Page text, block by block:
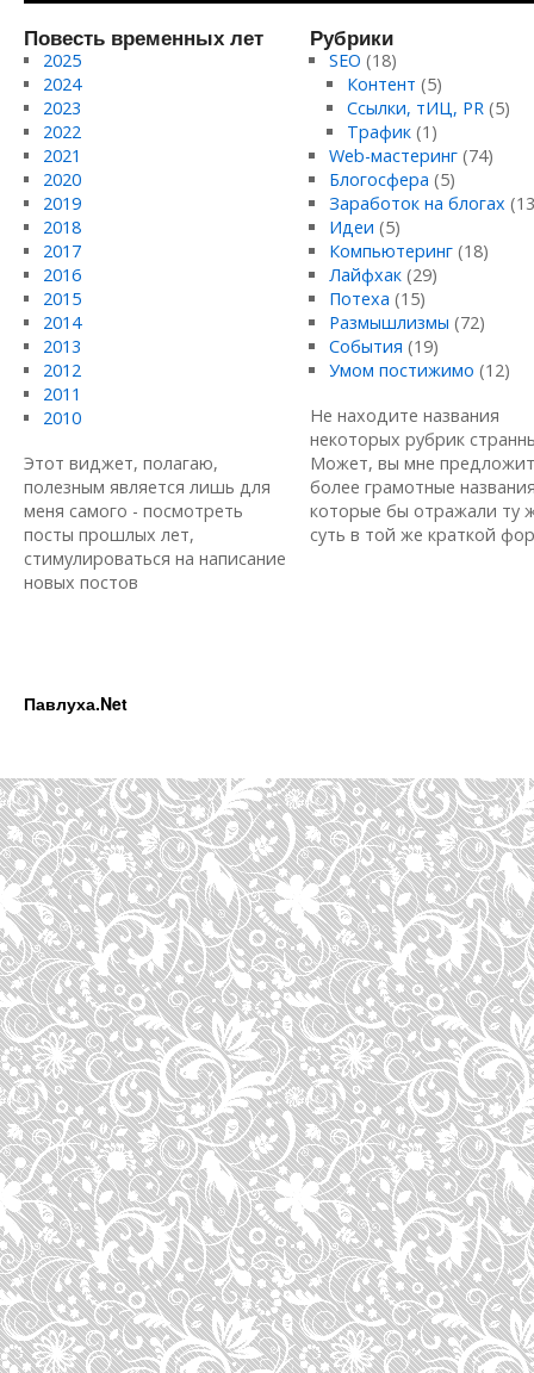
Повесть временных лет
2025
2024
2023
2022
2021
2020
2019
2018
2017
2016
2015
2014
2013
2012
2011
2010
Этот виджет, полагаю,
полезным является лишь для
меня самого - посмотреть
посты прошлых лет,
стимулироваться на написание
новых постов
Рубрики
SEO (18)
Контент (5)
Ссылки, тИЦ, PR (5)
Трафик (1)
Web-мастеринг(74)
Блогосфера (5)
Заработок на блогах
Идеи (5)
Компьютеринг(18)
Лайфхак(29)
Потеха (15)
Размышлизмы (72)
События (19)
Умом постижимо (12)
Не находите названия
некоторых рубрик
Может, вы мне
более грамотные
которые бы отражали ту
суть в той же краткой
Павлуха.Net